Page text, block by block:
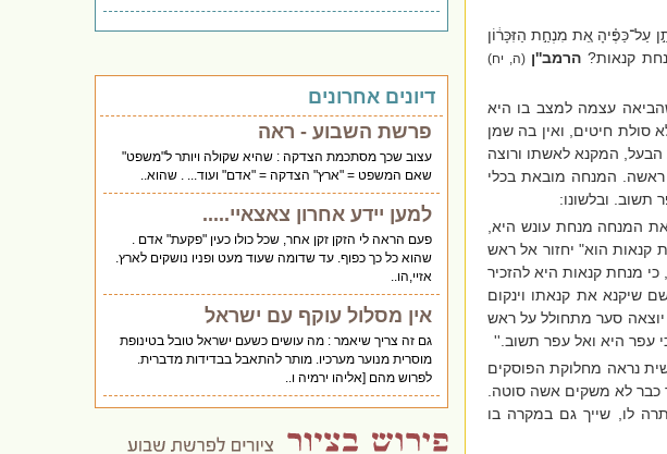
עַל־כַּפֶּ֗יהָ אֵ֚ת מִנְחַ֣ת הַזִּכָּר֔וֹן
קנאות? הרמב''ן (ה, יח)
עצמה למצב בו היא
סולת חיטים, ואין בה שמן
המקנא לאשתו ורוצה
המנחה מובאת בכלי
תשוב. ובלשונו:
המנחה מנחת עונש היא,
קנאות הוא" יחזור אל ראש
מנחת קנאות היא להזכיר
שיקנא את קנאתו וינקום
סער מתחולל על ראש
עפר היא ואל עפר תשוב.''
נראה מחלוקת הפוסקים
כבר לא משקים אשה סוטה.
לו, שייך גם במקרה בו
דיונים אחרונים
פרשת השבוע - ראה
עצוב שכך מסתכמת הצדקה : שהיא שקולה ויותר ל"משפט"
שאם המשפט = "ארץ" הצדקה = "אדם" ועוד... . שהוא..
למען יידע אחרון צאצאיי.....
פעם הראה לי הזקן זקן אחר, שכל כולו כעין "פקעת" אדם .
שהוא כל כך כפוף. עד שדומה שעוד מעט ופניו נושקים לארץ.
אזיי,הו..
אין מסלול עוקף עם ישראל
גם זה צריך שיאמר : מה עושים כשעם ישראל טובל בטינופת
מוסרית מנוער מערכיו. מותר להתאבל בבדידות מדברית.
לפרוש מהם [אליהו ירמיה ו..